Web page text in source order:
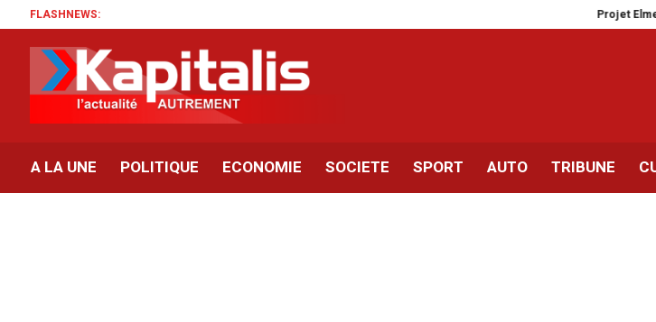
FLASHNEWS: Projet Elmed
A LA UNE POLITIQUE ECONOMIE SOCIETE SPORT AUTO TRIBUNE